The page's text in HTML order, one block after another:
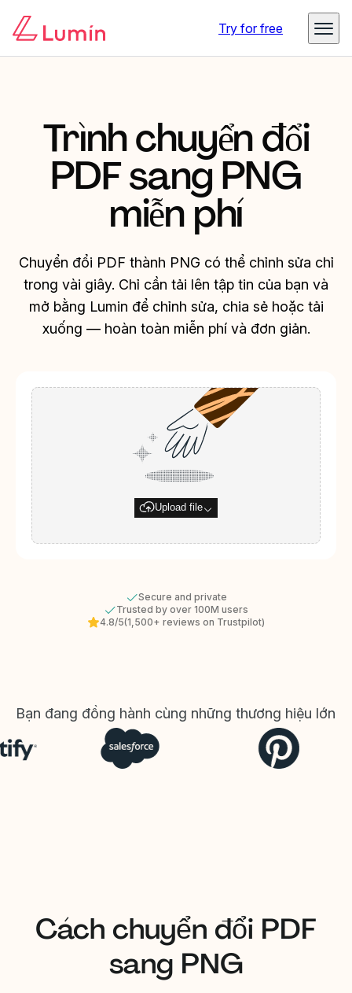
Try for free
Trình chuyển đổi
PDF sang PNG
miễn phí
Chuyển đổi PDF thành PNG có thể chỉnh sửa chỉ
trong vài giây. Chỉ cần tải lên tập tin của bạn và
mở bằng Lumin để chỉnh sửa, chia sẻ hoặc tải
xuống — hoàn toàn miễn phí và đơn giản.
Upload file
Secure and private
Trusted by over 100M users
4.8/5(1,500+ reviews on Trustpilot)
Bạn đang đồng hành cùng những thương hiệu lớn
Cách chuyển đổi PDF
sang PNG